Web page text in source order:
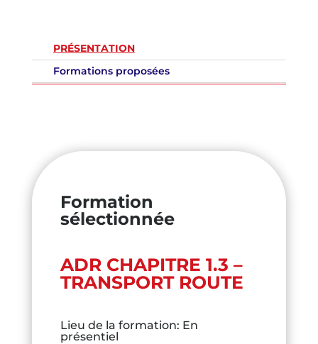
PRÉSENTATION
Formations proposées
Formation
sélectionnée
ADR CHAPITRE 1.3 –
TRANSPORT ROUTE
Lieu de la formation: En
présentiel